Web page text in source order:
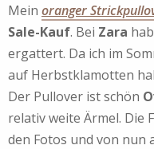
Mein oranger
Sale-Kauf. Bei Zara
ergattert. Da ich im
auf Herbstklamotten
Der Pullover ist schön
relativ weite Ärmel. Die
den Fotos und von